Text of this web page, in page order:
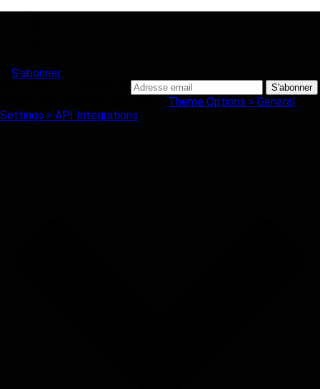
S'abonner
Theme Options > General
Settings > API Integrations